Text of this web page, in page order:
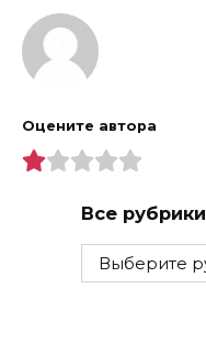
Оцените автора
Все рубрики
Все
рубрики